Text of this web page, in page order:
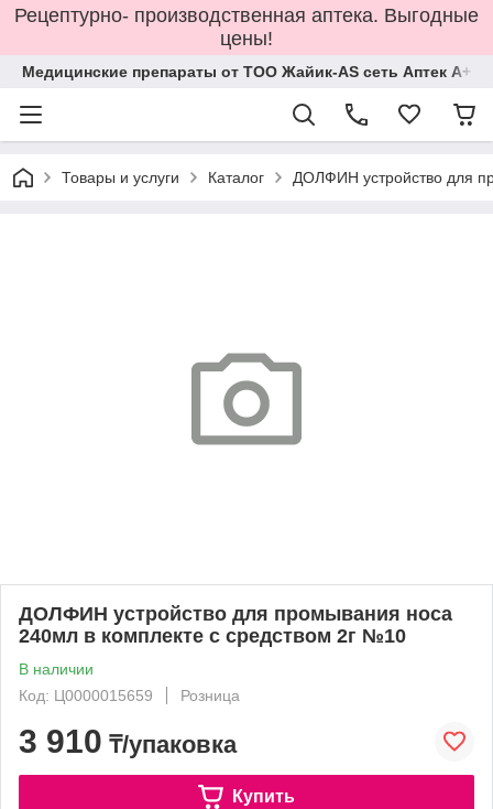
Рецептурно- производственная аптека. Выгодные
цены!
Медицинские препараты от ТОО Жайик-AS сеть Аптек А+
Товары и услуги Каталог ДОЛФИН устройство для
ДОЛФИН устройство для промывания носа
240мл в комплекте с средством 2г №10
В наличии
Код: Ц0000015659
Розница
3 910 ₸/упаковка
Купить